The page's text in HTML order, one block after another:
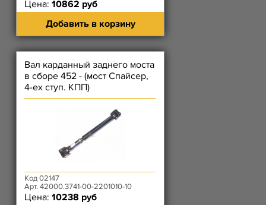
Цена: 10862 руб
Добавить в корзину
Вал карданный заднего моста
в сборе 452 - (мост Спайсер,
4-ех ступ. КПП)
Код 02147
Арт. 42000.3741-00-2201010-10
Цена: 10238 руб